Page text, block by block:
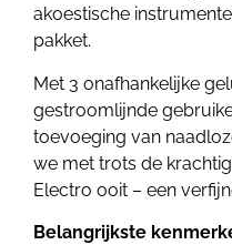
akoestische
pakket.
Met 3 onafhankelijke
gestroomlijnde
toevoeging van
we met trots de
Electro ooit – een
Belangrijkste